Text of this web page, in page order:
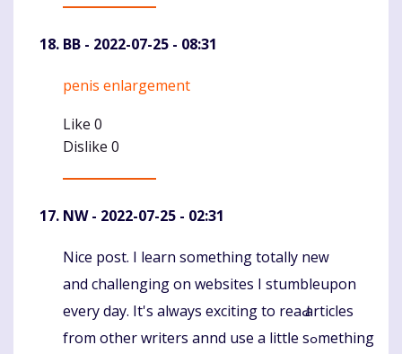
BB - 2022-07-25 - 08:31
Komentaras
penis enlargement
Like 0
Dislike 0
NW- 2022-07-25 - 02:31
Komentaras
Nice post. Ι learn something totally neԝ
and challenging on websites І stumbleupon
еvery day. It's alᴡays exciting to reaԀ articles
from other writers annd use a littⅼe sߋmething